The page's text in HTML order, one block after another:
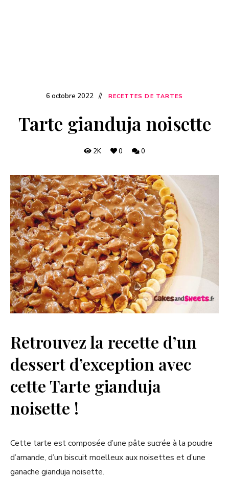
6 octobre 2022 RECETTES DE TARTES
Tarte gianduja noisette
2K 0 0
Retrouvez la recette d’un
dessert d’exception avec
cette Tarte gianduja
noisette !
Cette tarte est composée d’une pâte sucrée à la poudre
d’amande, d’un biscuit moelleux aux noisettes et d’une
ganache gianduja noisette.